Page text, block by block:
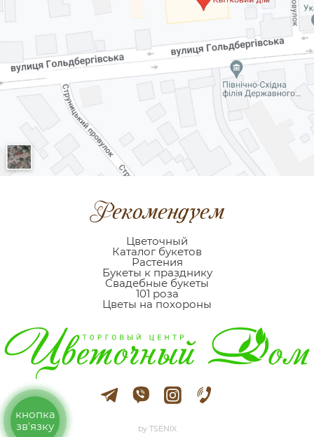
Рекомендуем
Цветочный
Каталог букетов
Растения
Букеты к празднику
Cвадебные букеты
101 роза
Цветы на похороны
by TSENIX
кнопка
звʼязку